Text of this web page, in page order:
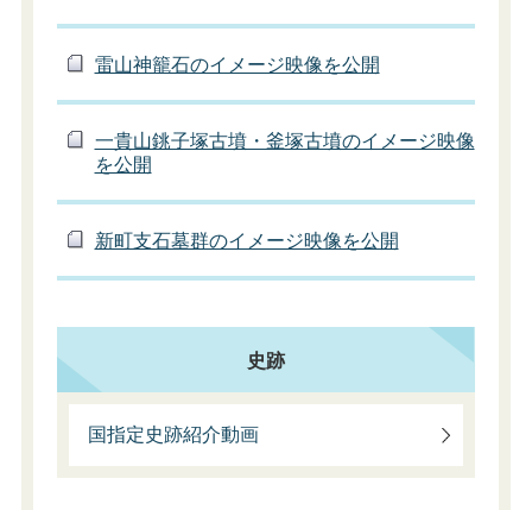
雷山神籠石のイメージ映像を公開
一貴山銚子塚古墳・釜塚古墳のイメージ映像
を公開
新町支石墓群のイメージ映像を公開
史跡
国指定史跡紹介動画